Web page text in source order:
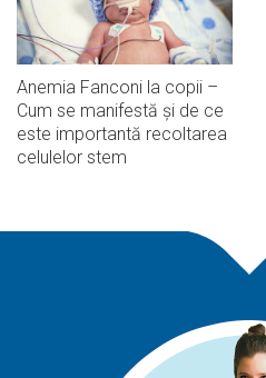
Anemia Fanconi la copii –
Cum se manifestă și de ce
este importantă recoltarea
celulelor stem